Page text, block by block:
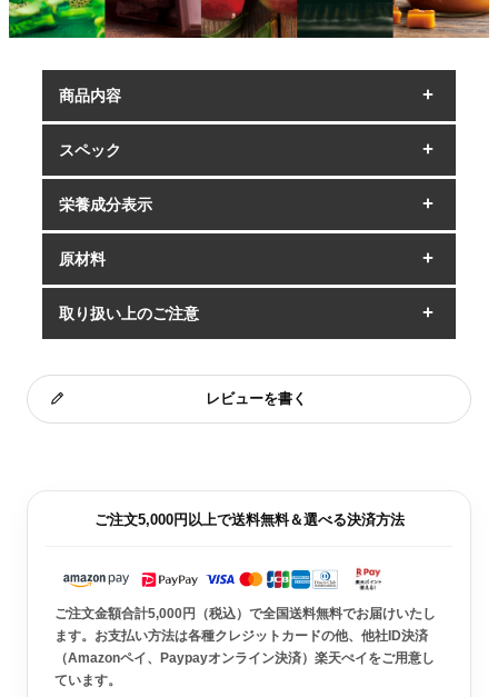
商品内容
スペック
栄養成分表示
原材料
取り扱い上のご注意
レビューを書く
ご注文5,000円以上で送料無料＆選べる決済方法
ご注文金額合計5,000円（税込）で全国送料無料でお届けいたし
ます。お支払い方法は各種クレジットカードの他、他社ID決済
（Amazonペイ、Paypayオンライン決済）楽天ぺイをご用意し
ています。